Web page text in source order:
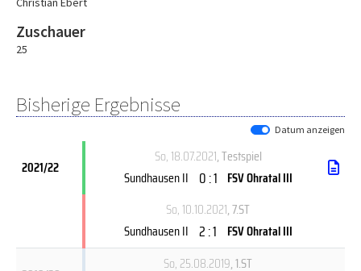
Zuschauer
25
Bisherige Ergebnisse
Datum anzeigen
2021/22
So, 18.07.2021, Testspiel
Sundhausen II 0 : 1 FSV Ohratal III
So, 10.10.2021, 7.ST
Sundhausen II 2 : 1 FSV Ohratal III
So, 25.08.2019, 1.ST